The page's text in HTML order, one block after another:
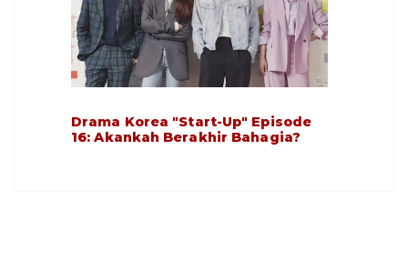
Drama Korea "Start-Up" Episode
16: Akankah Berakhir Bahagia?